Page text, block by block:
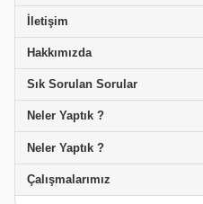
İletişim
Hakkımızda
Sık Sorulan Sorular
Neler Yaptık ?
Neler Yaptık ?
Çalışmalarımız